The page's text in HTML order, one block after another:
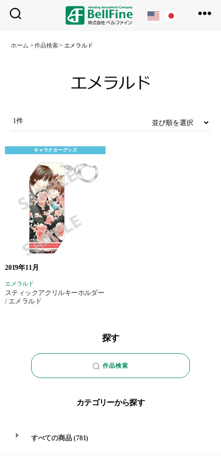
ホーム >作品検索> エメラルド
1件
キャラクターグッズ
2019年11月
エメラルド
スティックアクリルキーホルダー
/ エメラルド
探す
作品検索
カテゴリーから探す
すべての商品(781)